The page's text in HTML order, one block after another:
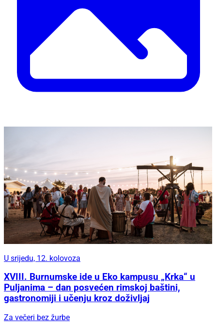
U srijedu, 12. kolovoza
XVIII. Burnumske ide u Eko kampusu „Krka“ u
Puljanima – dan posvećen rimskoj baštini,
gastronomiji i učenju kroz doživljaj
Za večeri bez žurbe